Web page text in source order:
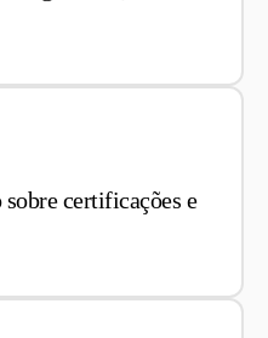
certificações e